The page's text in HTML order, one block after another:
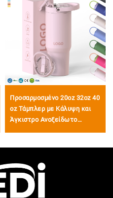
Προσαρμοσμένο 20oz 32oz 40
oz Τάμπλερ με Κάλυψη και
Άγκιστρο Ανοξείδωτο
Αναδίπλωσης και Λαβή